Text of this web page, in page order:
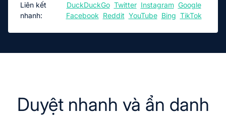
Liên kết
nhanh:
DuckDuckGo Twitter Instagram Google
Facebook Reddit YouTube Bing TikTok
Duyệt nhanh và ẩn danh